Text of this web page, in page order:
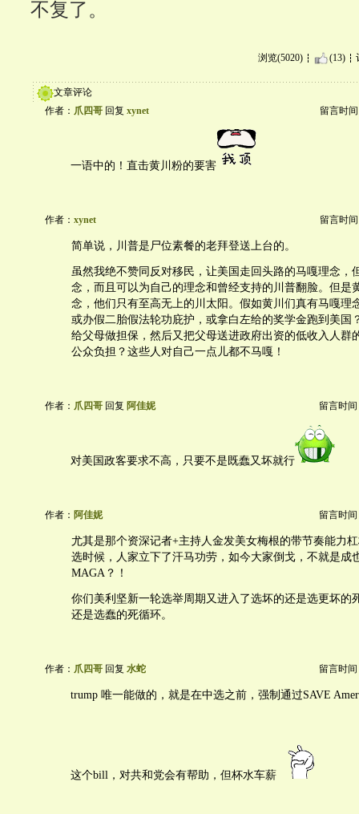
不复了。
浏览(5020) (13)
文章评论
作者： 爪四哥 回复 xynet 留言时间
一语中的！直击黄川粉的要害
作者： xynet 留言时间
简单说，川普是尸位素餐的老拜登送上台的。
虽然我绝不赞同反对移民，让美国走回头路的马嘎理念，
念，而且可以为自己的理念和曾经支持的川普翻脸。但是
念，他们只有至高无上的川太阳。假如黄川们真有马嘎理
或办假二胎假法轮功庇护，或拿白左给的奖学金跑到美国
给父母做担保，然后又把父母送进政府出资的低收入人群
公众负担？这些人对自己一点儿都不马嘎！
作者： 爪四哥 回复 阿佳妮 留言时间
对美国政客要求不高，只要不是既蠢又坏就行
作者： 阿佳妮 留言时间
尤其是那个资深记者+主持人金发美女梅根的带节奏能力
选时候，人家立下了汗马功劳，如今大家倒戈，不就是成
MAGA？！
你们美利坚新一轮选举周期又进入了选坏的还是选更坏的
还是选蠢的死循环。
作者： 爪四哥 回复 水蛇 留言时间
trump 唯一能做的，就是在中选之前，强制通过SAVE
这个bill，对共和党会有帮助，但杯水车薪